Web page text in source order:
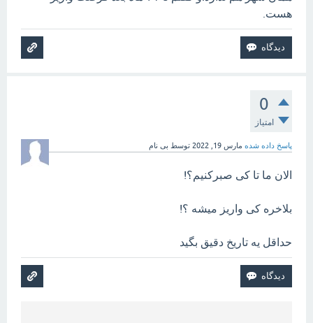
هست.
0
امتیاز
پاسخ داده شده مارس 19, 2022 توسط بی نام
الان ما تا کی صبرکنیم؟!
بلاخره کی واریز میشه ؟!
حداقل یه تاریخ دقیق بگید